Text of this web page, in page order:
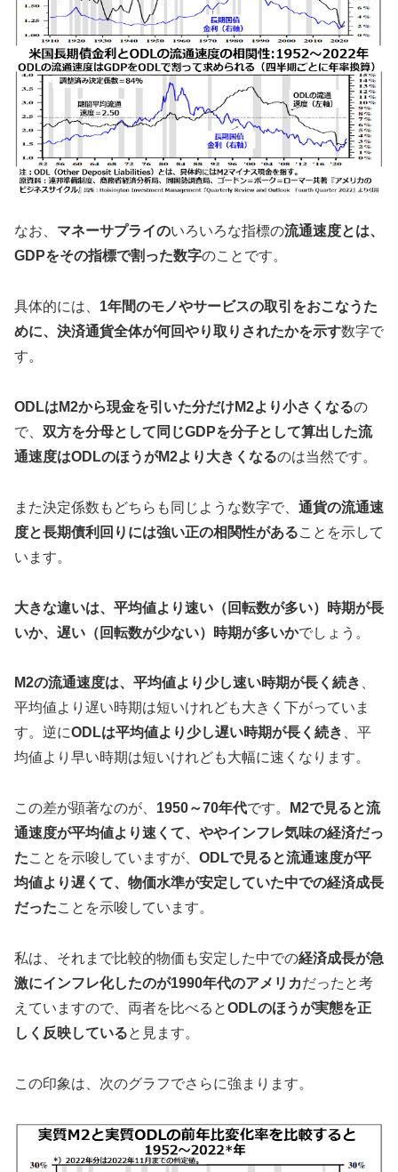
なお、 マネーサプライのいろいろな指標の流通速度とは、
GDPをその指標で割った数字のことです。
具体的には、 1年間のモノやサービスの取引をおこなうた
めに、決済通貨全体が何回やり取りされたかを示す数字で
す。
ODLはM2から現金を引いた分だけM2より小さくなるの
で、 双方を分母として同じGDPを分子として算出した流
通速度はODLのほうがM2より大きくなるのは当然です。
また決定係数もどちらも同じような数字で、 通貨の流通速
度と長期債利回りには強い正の相関性があることを示して
います。
大きな違いは、平均値より速い（回転数が多い）時期が長
いか、遅い（回転数が少ない）時期が多いかでしょう。
M2の流通速度は、平均値より少し速い時期が長く続き
平均値より遅い時期は短いけれども大きく下がっていま
す。逆にODLは平均値より少し遅い時期が長く続き
、平
均値より早い時期は短いけれども大幅に速くなります。
この差が顕著なのが、 1950～70年代です。
M2で見ると流
通速度が平均値より速くて、ややインフレ気味の経済だっ
たことを示唆していますが、 ODLで見ると流通速度が平
均値より遅くて、物価水準が安定していた中での経済成長
だったことを示唆しています。
私は、それまで比較的物価も安定した中での経済成長が急
激にインフレ化したのが1990年代のアメリカだったと考
えていますので、両者を比べるとODLのほうが実態を正
しく反映していると見ます。
この印象は、次のグラフでさらに強まります。